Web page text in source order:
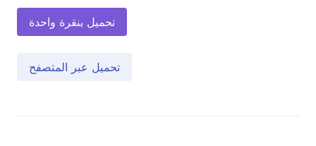
تحميل بنقرة واحدة
تحميل عبر المتصفح